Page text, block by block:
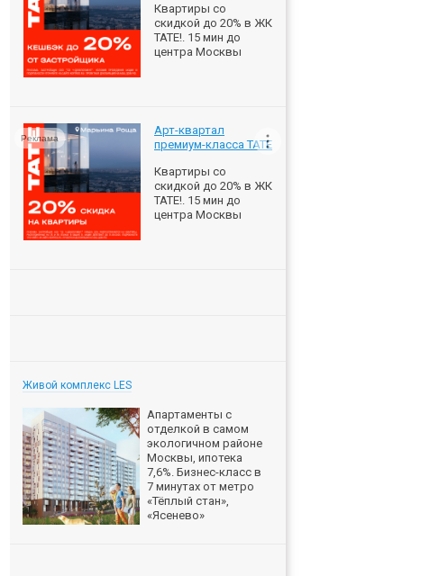
Квартиры со
скидкой до 20% в ЖК
ТАТЕ!. 15 мин до
центра Москвы
Арт-квартал
премиум-класса ТАТЕ
Квартиры со
скидкой до 20% в ЖК
ТАТЕ!. 15 мин до
центра Москвы
Реклама
Живой комплекс LES
Апартаменты с
отделкой в самом
экологичном районе
Москвы, ипотека
7,6%. Бизнес-класс в
7 минутах от метро
«Тёплый стан»,
«Ясенево»